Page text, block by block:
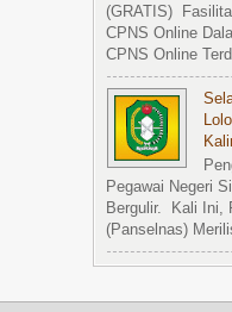
(GRATIS)
CPNS Online
CPNS Online
Pegawai Negeri
Bergulir. Kali Ini,
(Panselnas)